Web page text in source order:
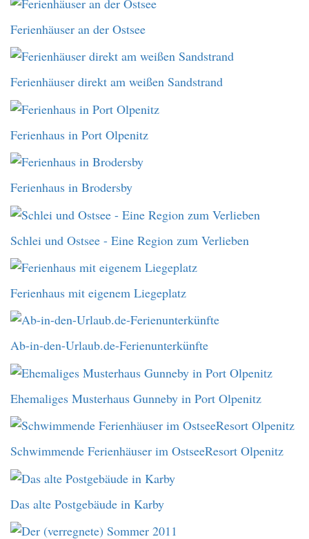
Ferienhäuser an der Ostsee
Ferienhäuser direkt am weißen Sandstrand
Ferienhaus in Port Olpenitz
Ferienhaus in Brodersby
Schlei und Ostsee - Eine Region zum Verlieben
Ferienhaus mit eigenem Liegeplatz
Ab-in-den-Urlaub.de-Ferienunterkünfte
Ehemaliges Musterhaus Gunneby in Port Olpenitz
Schwimmende Ferienhäuser im OstseeResort Olpenitz
Das alte Postgebäude in Karby